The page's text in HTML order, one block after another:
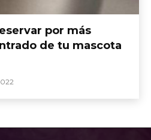
por más
de tu mascota